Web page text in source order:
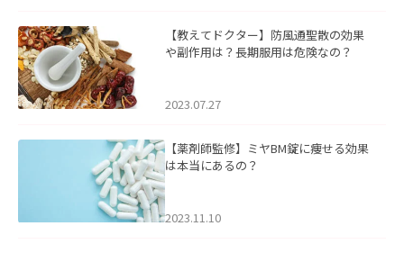
【教えてドクター】防風通聖散の効果
や副作用は？長期服用は危険なの？
2023.07.27
【薬剤師監修】ミヤBM錠に痩せる効果
は本当にあるの？
2023.11.10